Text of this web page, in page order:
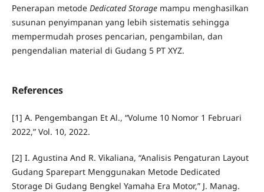
Penerapan metode Dedicated Storagemampu menghasilkan
susunan penyimpanan yang lebih sistematis sehingga
mempermudah proses pencarian, pengambilan, dan
pengendalian material di Gudang 5 PT XYZ.
References
[1] A. Pengembangan Et Al., “Volume 10 Nomor 1 Februari
2022,” Vol. 10, 2022.
[2] I. Agustina And R. Vikaliana, “Analisis Pengaturan Layout
Gudang Sparepart Menggunakan Metode Dedicated
Storage Di Gudang Bengkel Yamaha Era Motor,” J. Manag.